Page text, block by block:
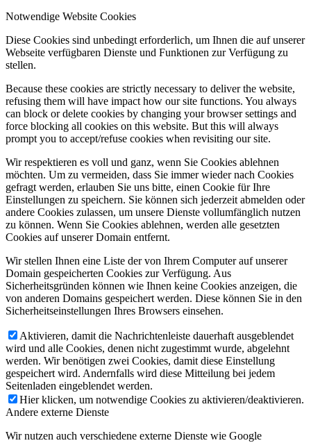
Notwendige Website Cookies
Diese Cookies sind unbedingt erforderlich, um Ihnen die auf unserer
Webseite verfügbaren Dienste und Funktionen zur Verfügung zu
stellen.
Because these cookies are strictly necessary to deliver the website,
refusing them will have impact how our site functions. You always
can block or delete cookies by changing your browser settings and
force blocking all cookies on this website. But this will always
prompt you to accept/refuse cookies when revisiting our site.
Wir respektieren es voll und ganz, wenn Sie Cookies ablehnen
möchten. Um zu vermeiden, dass Sie immer wieder nach Cookies
gefragt werden, erlauben Sie uns bitte, einen Cookie für Ihre
Einstellungen zu speichern. Sie können sich jederzeit abmelden oder
andere Cookies zulassen, um unsere Dienste vollumfänglich nutzen
zu können. Wenn Sie Cookies ablehnen, werden alle gesetzten
Cookies auf unserer Domain entfernt.
Wir stellen Ihnen eine Liste der von Ihrem Computer auf unserer
Domain gespeicherten Cookies zur Verfügung. Aus
Sicherheitsgründen können wie Ihnen keine Cookies anzeigen, die
von anderen Domains gespeichert werden. Diese können Sie in den
Sicherheitseinstellungen Ihres Browsers einsehen.
Aktivieren, damit die Nachrichtenleiste dauerhaft ausgeblendet
wird und alle Cookies, denen nicht zugestimmt wurde, abgelehnt
werden. Wir benötigen zwei Cookies, damit diese Einstellung
gespeichert wird. Andernfalls wird diese Mitteilung bei jedem
Seitenladen eingeblendet werden.
Hier klicken, um notwendige Cookies zu aktivieren/deaktivieren.
Andere externe Dienste
Wir nutzen auch verschiedene externe Dienste wie Google